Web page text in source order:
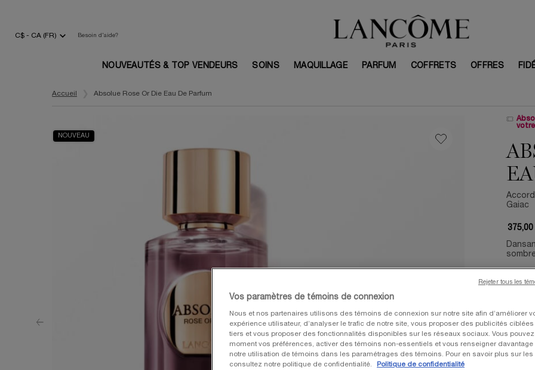
C$ - CA (FR) Besoin d'aide?
NOUVEAUTÉS & TOP VENDEURS SOINS MAQUILLAGE PARFUM COFFRETS OFFRES
Accueil
Absolue Rose Or Die Eau De Parfum
votre
Gaiac
375,00
NOUVEAU
One
Vos paramètres de témoins de connexion
Nous et nos partenaires utilisons des témoins de connexion sur notre site afin d’améliorer
expérience utilisateur, d’analyser le trafic de notre site, vous proposer des publicités
tiers et vous proposer des fonctionnalités disponibles sur les réseaux sociaux. Vous pouvez
moment vos préférences, activer des témoins non-essentiels et vous renseigner davantage
notre utilisation de témoins dans les paramétrages des témoins. Pour en savoir plus sur les
consultez notre politique de confidentialité.
Politique de confidentialité
Rejeter tous les